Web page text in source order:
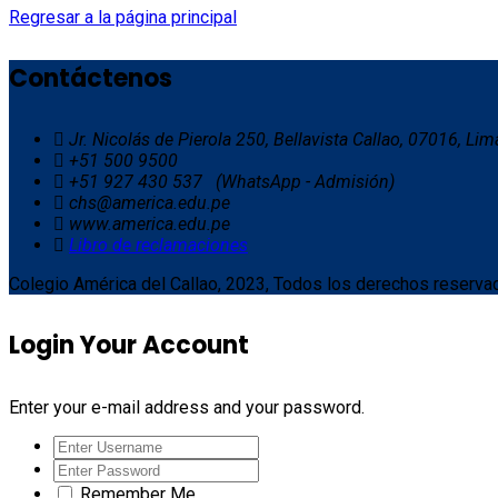
Regresar a la página principal
Contáctenos
Jr. Nicolás de Pierola 250, Bellavista Callao, 07016,
+51 500 9500
+51 927 430 537 (WhatsApp - Admisión)
chs@america.edu.pe
www.america.edu.pe
Libro de reclamaciones
Colegio América del Callao, 2023, Todos los derechos
Login Your Account
Enter your e-mail address and your password.
Remember Me